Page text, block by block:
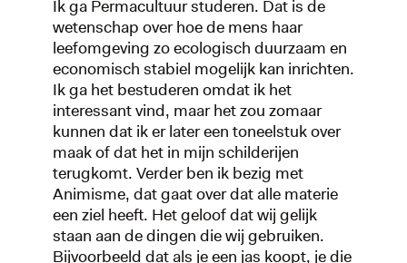
Ik ga Permacultuur studeren. Dat is de
wetenschap over hoe de mens haar
leefomgeving zo ecologisch duurzaam en
economisch stabiel mogelijk kan inrichten.
Ik ga het bestuderen omdat ik het
interessant vind, maar het zou zomaar
kunnen dat ik er later een toneelstuk over
maak of dat het in mijn schilderijen
terugkomt. Verder ben ik bezig met
Animisme, dat gaat over dat alle materie
een ziel heeft. Het geloof dat wij gelijk
staan aan de dingen die wij gebruiken.
Bijvoorbeeld dat als je een jas koopt, je die